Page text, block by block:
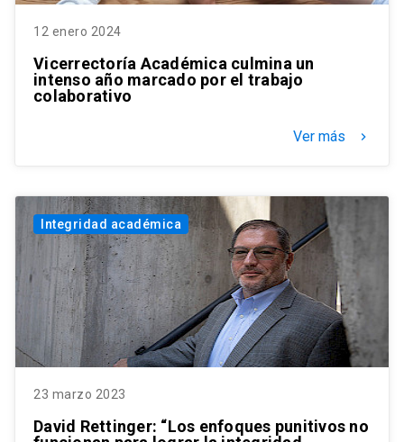
12 enero 2024
Vicerrectoría Académica culmina un
intenso año marcado por el trabajo
colaborativo
Ver más keyboard_arrow_right
Integridad académica
23 marzo 2023
David Rettinger: “Los enfoques punitivos no